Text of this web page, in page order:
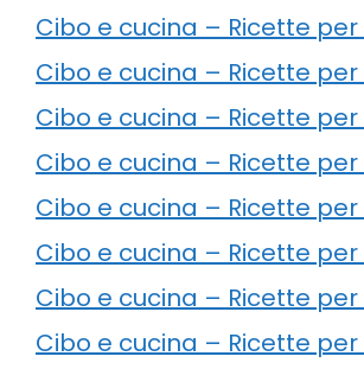
Cibo e cucina – Ricette
Cibo e cucina – Ricette
Cibo e cucina – Ricette
Cibo e cucina – Ricette
Cibo e cucina – Ricette
Cibo e cucina – Ricette
Cibo e cucina – Ricette
Cibo e cucina – Ricette